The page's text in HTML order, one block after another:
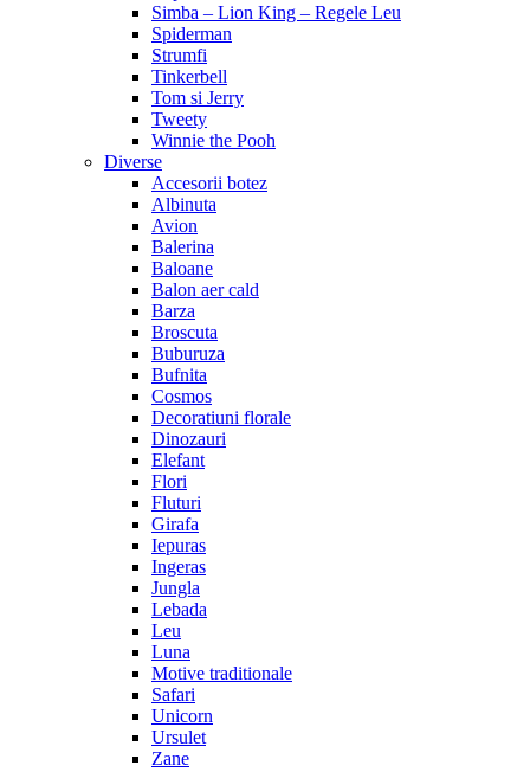
Simba – Lion King – Regele Leu
Spiderman
Strumfi
Tinkerbell
Tom si Jerry
Tweety
Winnie the Pooh
Diverse
Accesorii botez
Albinuta
Avion
Balerina
Baloane
Balon aer cald
Barza
Broscuta
Buburuza
Bufnita
Cosmos
Decoratiuni florale
Dinozauri
Elefant
Flori
Fluturi
Girafa
Iepuras
Ingeras
Jungla
Lebada
Leu
Luna
Motive traditionale
Safari
Unicorn
Ursulet
Zane